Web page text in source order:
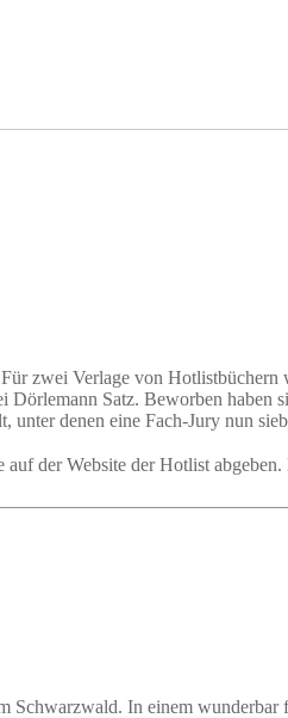
zwei Verlage von Hotlistbüchern
Satz. Beworben haben
denen eine Fach-Jury nun
der Website der Hotlist
In einem wunderbar